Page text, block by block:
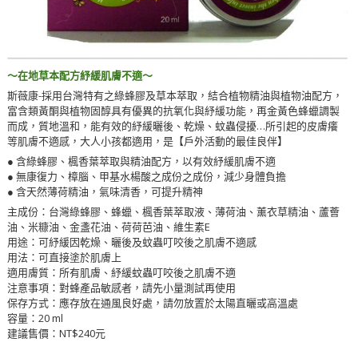
～在地草本配方紓緩肌膚不適～
斯薇康-採用台灣特有之綠蜂膠及草本萃取，結合植物精油與植物油配方，
富含類黃酮與植物固醇具有優異的抗氧化與紓緩功能，再金黃色蜂蠟調製
而成，質地溫和，能有效的紓緩曬後、乾燥、蚊蟲侵擾…所引起的皮膚癢
等肌膚不適感，大人小孩都適用，是【戶外活動的最佳良伴】
● 含綠蜂膠、楓香葉萃取與精油配方，以有效紓緩肌膚不適
● 無康復力、樟腦、甲基水楊酸之成份之成份，減少身體負擔
● 含天然薄荷精油，氣味清香，可提升精神
主成份：台灣綠蜂膠、蜂蠟、楓香葉萃取液、薄荷油、薰衣草精油、蘆薈
油、米糠油、金盞花油、荷荷芭油、維生素E
用途：可紓緩因乾燥、曬後及蚊蟲叮咬後之肌膚不適感
用法：可直接塗於肌膚上
適用膚質：所有肌膚、紓緩蚊蟲叮咬後之肌膚不適
注意事項：對蜂產品敏感者，請先小量測試再使用
保存方式：應存放在通風良好處，請勿放置於太陽直曬或高溫處
容量：20 ml
建議售價：NT$240元